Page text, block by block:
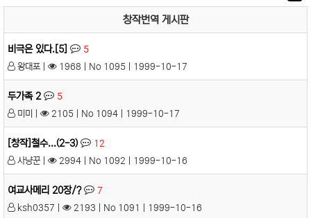
창작번역 게시판
비극은 있다.[5]
5
왕대포 |
1968 | No 1095 | 1999-10-17
두가족 2
5
미미 |
2105 | No 1094 | 1999-10-17
[창작]철수...(2-3)
12
사냥꾼 |
2994 | No 1092 | 1999-10-16
여교사메리 20장/?
7
ksh0357 |
2193 | No 1091 | 1999-10-16